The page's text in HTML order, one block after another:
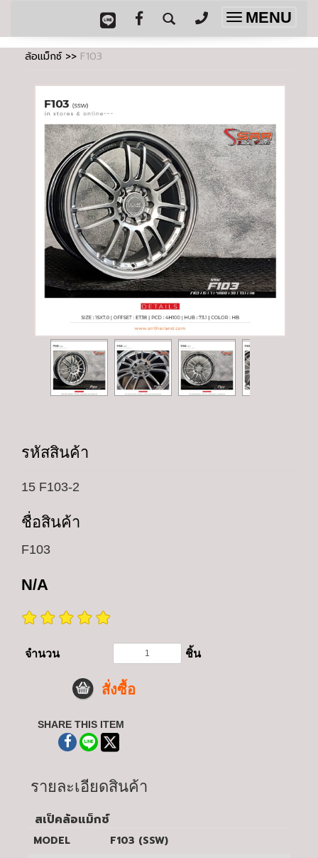
Toggle
navigation
MENU
ล้อแม็กซ์>> F103
รหัสสินค้า
15 F103-2
ชื่อสินค้า
F103
N/A
จำนวน ชิ้น
สั่งซื้อ
SHARE THIS ITEM
รายละเอียดสินค้า
สเป็คล้อแม็กซ์
MODEL
F103 (SSW)